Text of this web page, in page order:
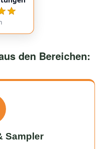
den Bereichen:
Sampler